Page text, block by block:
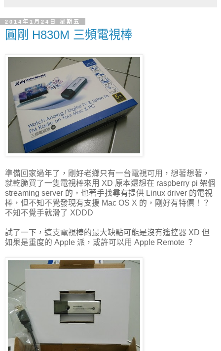
2014年1月24日 星期五
圓剛 H830M 三頻電視棒
準備回家過年了，剛好老鄉只有一台電視可用，想著想著，
就乾脆買了一隻電視棒來用 XD 原本還想在 raspberry pi 架個
streaming server 的，也著手找尋有提供 Linux driver 的電視
棒，但不知不覺發現有支援 Mac OS X 的，剛好有特價！？
不知不覺手就滑了 XDDD
試了一下，這支電視棒的最大缺點可能是沒有遙控器 XD 但
如果是重度的 Apple 派，或許可以用 Apple Remote ？